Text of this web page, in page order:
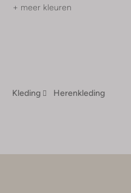
+ meer kleuren
Kleding Herenkleding